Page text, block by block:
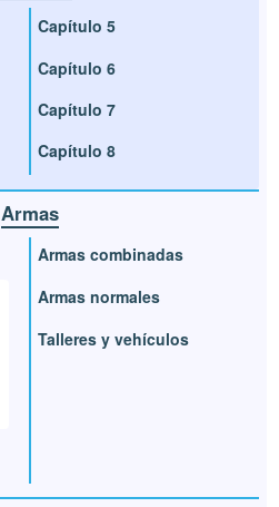
Capítulo 5
Capítulo 6
Capítulo 7
Capítulo 8
Armas
Armas combinadas
Armas normales
Talleres y vehículos